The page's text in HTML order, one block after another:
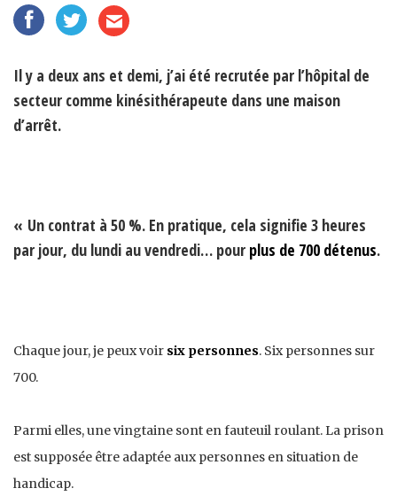
Il y a deux ans et demi, j’ai été recrutée par l’hôpital de
secteur comme kinésithérapeute dans une maison
d’arrêt.
« Un contrat à 50 %. En pratique, cela signifie 3 heures
par jour, du lundi au vendredi… pour plus de 700 détenus.
Chaque jour, je peux voir six personnes. Six personnes sur
700.
Parmi elles, une vingtaine sont en fauteuil roulant. La prison
est supposée être adaptée aux personnes en situation de
handicap.